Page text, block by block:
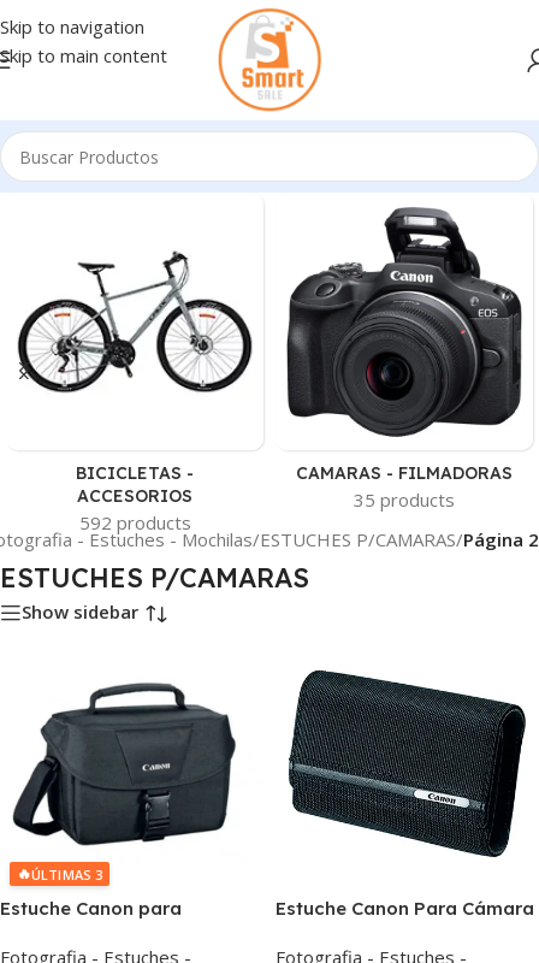
Skip to navigation
Skip to main content
BICICLETAS -
ACCESORIOS
592 products
CAMARAS - FILMADORAS
35 products
- Estuches - Mochilas/ESTUCHES P/CAMARAS/Página 2
ESTUCHES P/CAMARAS
Show sidebar
🔥ÚLTIMAS 3
Estuche Canon para
Fotografia - Estuches -
Estuche Canon Para Cámara
Fotografia - Estuches -